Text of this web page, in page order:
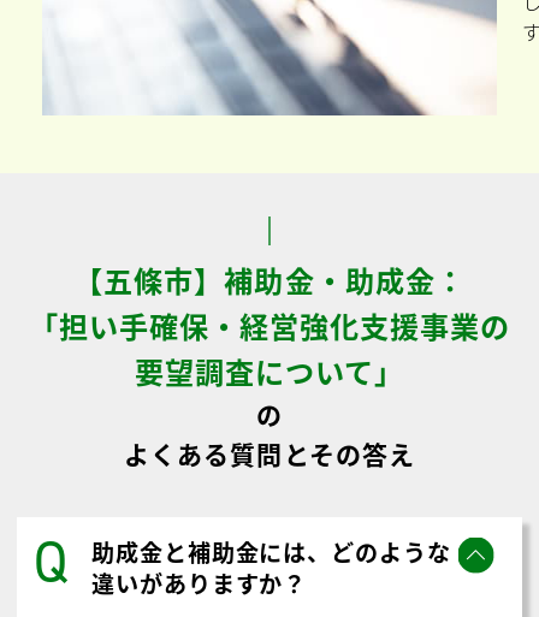
【五條市】補助金・助成金：
「担い手確保・経営強化支援事業の
要望調査について」
の
よくある質問とその答え
Q
助成金と補助金には、どのような
違いがありますか？